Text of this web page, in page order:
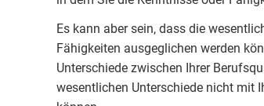
Es kann aber sein, dass die
Fähigkeiten ausgeglichen werden
Unterschiede zwischen Ihrer
wesentlichen Unterschiede nicht mit